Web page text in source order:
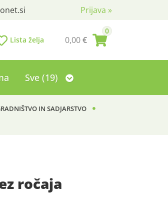
Prijava »
0
0,00€
Lista želja
Sve (19)
IN SADJARSTVO
ročaja